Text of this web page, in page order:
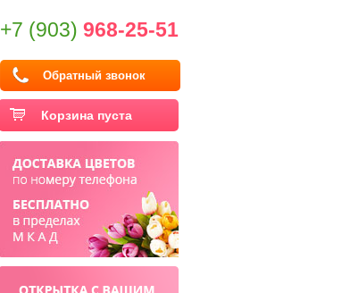
+7 (903) 968-25-51
Обратный звонок
Корзина пуста